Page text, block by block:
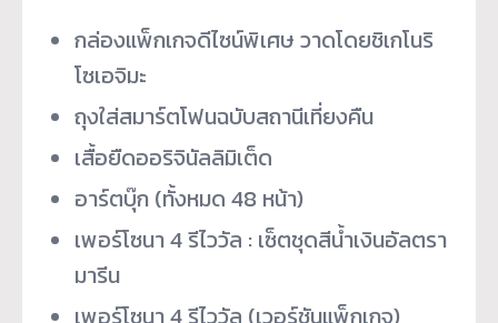
กล่องแพ็กเกจดีไซน์พิเศษ วาดโดยชิเกโนริ
โซเอจิมะ
ถุงใส่สมาร์ตโฟนฉบับสถานีเที่ยงคืน
เสื้อยืดออริจินัลลิมิเต็ด
อาร์ตบุ๊ก (ทั้งหมด 48 หน้า)
เพอร์โซนา 4 รีไววัล : เซ็ตชุดสีน้ำเงินอัลตรา
มารีน
เพอร์โซนา 4 รีไววัล (เวอร์ชันแพ็กเกจ)